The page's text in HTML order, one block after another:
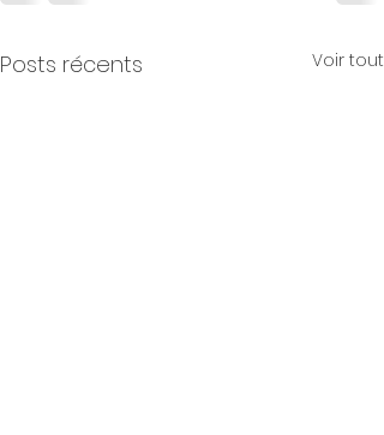
Posts récents Voir tout